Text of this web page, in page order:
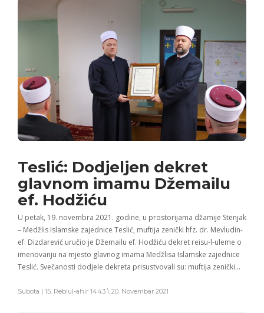
Teslić: Dodjeljen dekret
glavnom imamu Džemailu
ef. Hodžiću
U petak, 19. novembra 2021. godine, u prostorijama džamije Stenjak
– Medžlis Islamske zajednice Teslić, muftija zenički hfz. dr. Mevludin-
ef. Dizdarević uručio je Džemailu ef. Hodžiću dekret reisu-l-uleme o
imenovanju na mjesto glavnog imama Medžlisa Islamske zajednice
Teslić. Svečanosti dodjele dekreta prisustvovali su: muftija zenički…
Subota | 15. Rebiul-ahir 1443 \ 20. Novembar 2021